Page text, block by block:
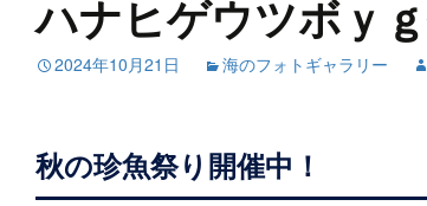
ハナヒゲウツボｙ
2024年10月21日 海のフォトギャラリー
秋の珍魚祭り開催中！